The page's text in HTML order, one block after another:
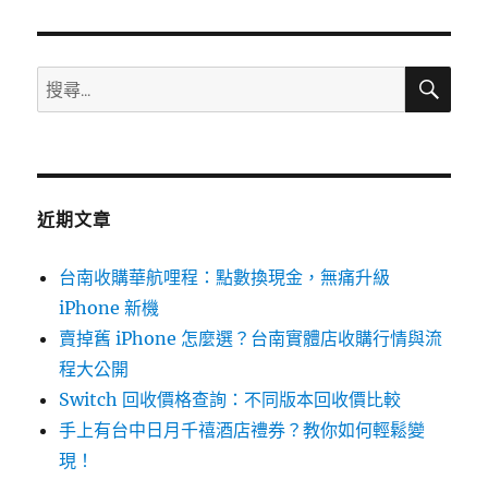
o
o
k
搜
尋
鍵
搜
近期文章
台南收購華航哩程：點數換現金，無痛升級
iPhone 新機
賣掉舊 iPhone 怎麼選？台南實體店收購行情與流
程大公開
Switch 回收價格查詢：不同版本回收價比較
手上有台中日月千禧酒店禮券？教你如何輕鬆變
現！